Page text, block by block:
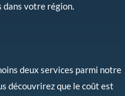
dans votre région.
deux services parmi notre
découvrirez que le coût est